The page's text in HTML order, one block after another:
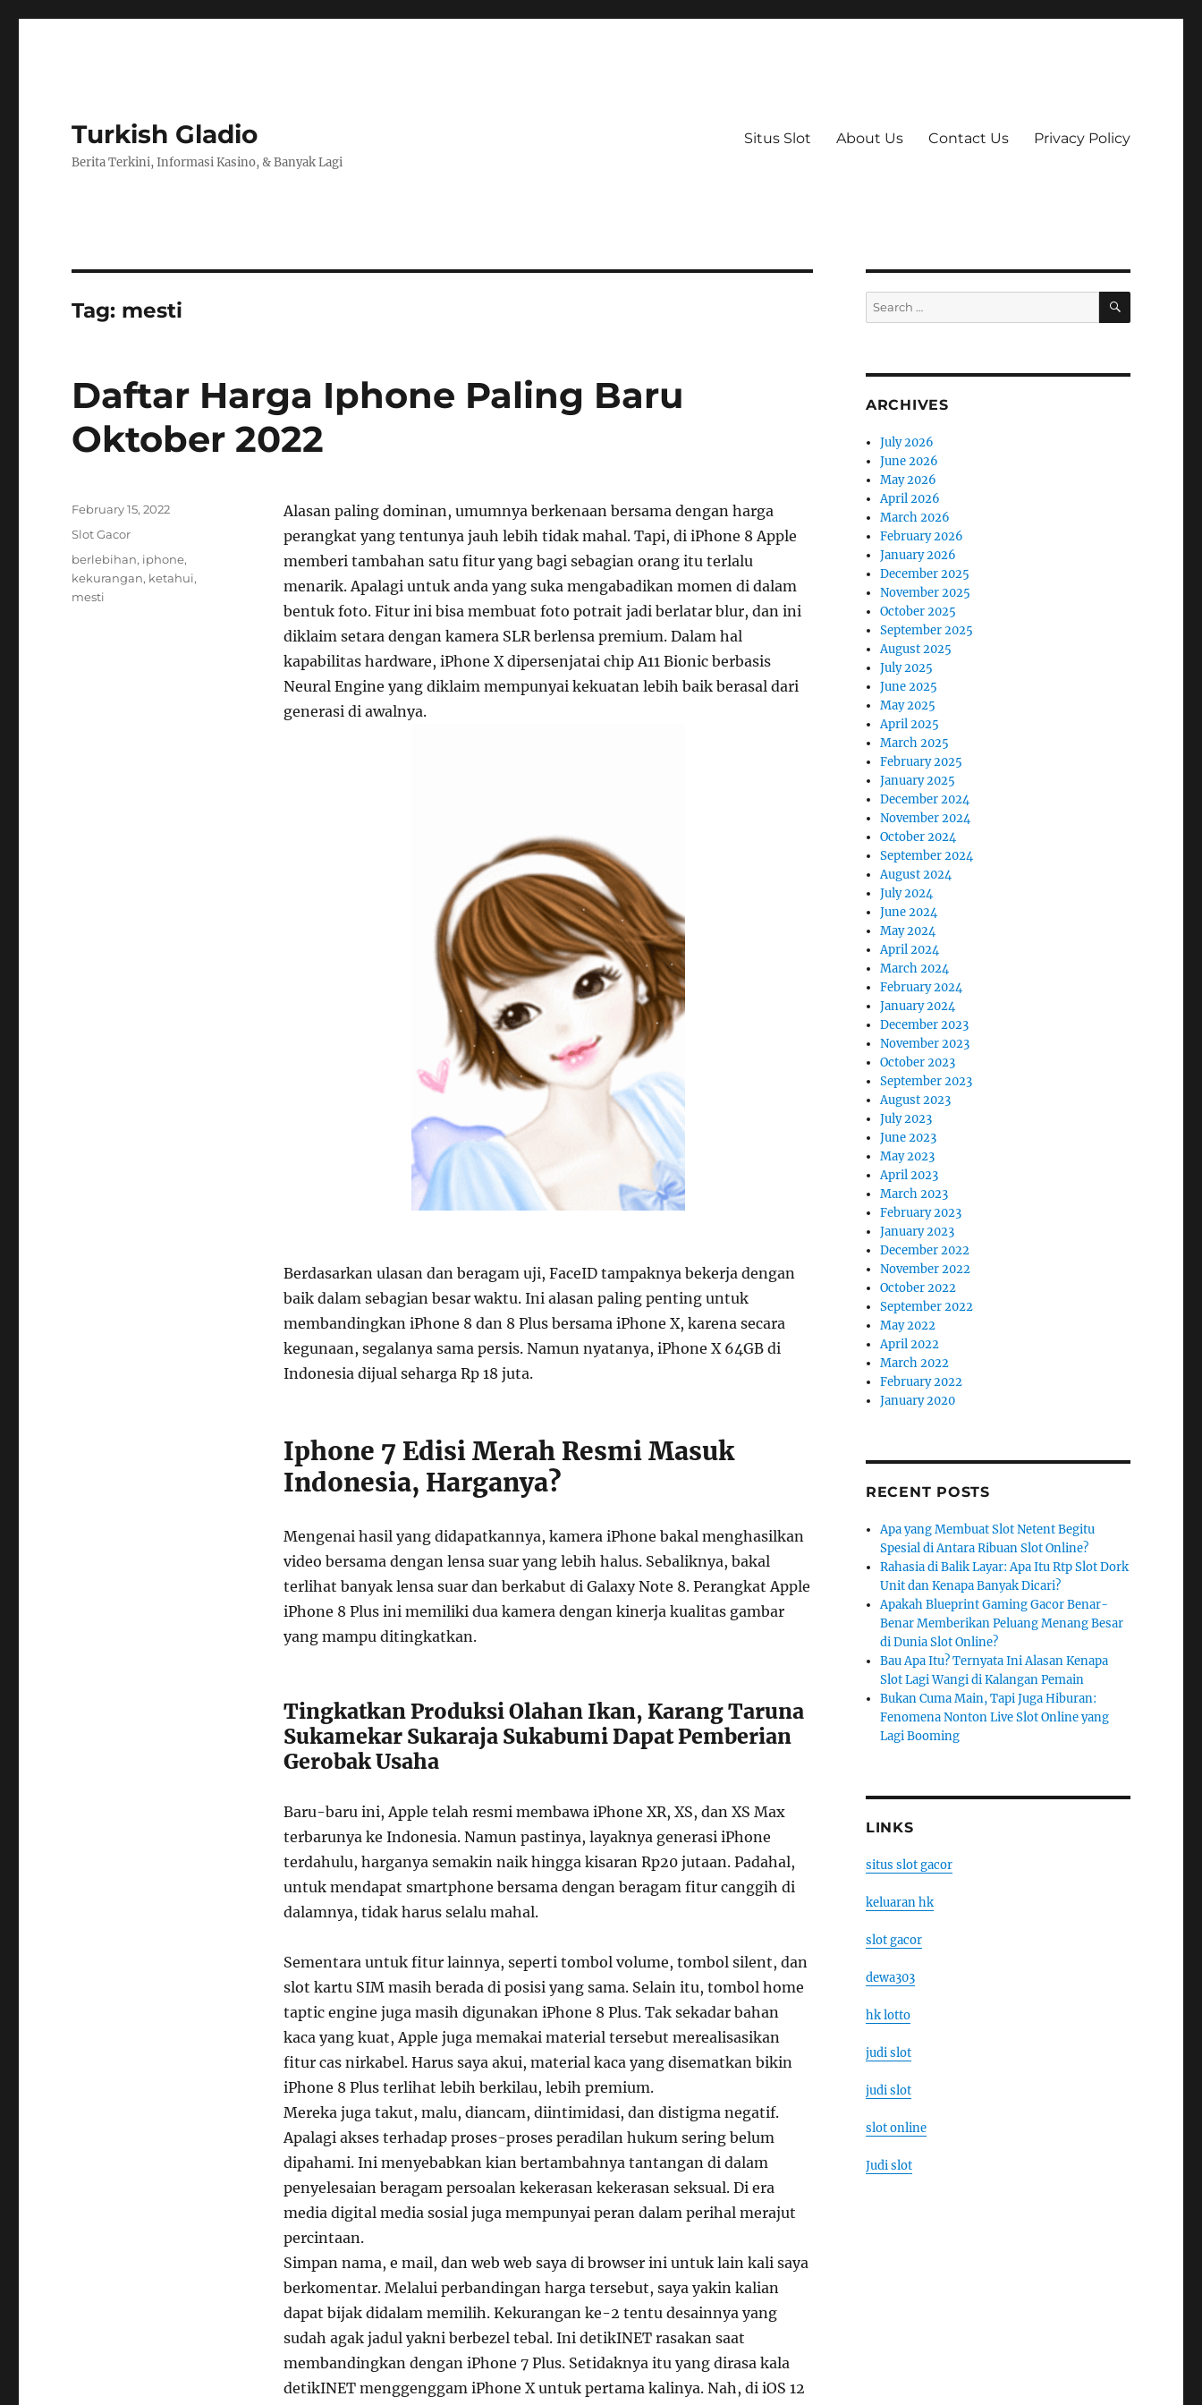
Turkish Gladio
Berita Terkini, Informasi Kasino, & Banyak Lagi
Situs Slot About Us Contact Us Privacy Policy
Tag: mesti
Daftar Harga Iphone Paling Baru
Oktober 2022
Alasan paling dominan, umumnya berkenaan bersama dengan harga
perangkat yang tentunya jauh lebih tidak mahal. Tapi, di iPhone 8 Apple
memberi tambahan satu fitur yang bagi sebagian orang itu terlalu
menarik. Apalagi untuk anda yang suka mengabadikan momen di dalam
bentuk foto. Fitur ini bisa membuat foto potrait jadi berlatar blur, dan ini
diklaim setara dengan kamera SLR berlensa premium. Dalam hal
kapabilitas hardware, iPhone X dipersenjatai chip A11 Bionic berbasis
Neural Engine yang diklaim mempunyai kekuatan lebih baik berasal dari
generasi di awalnya.
Berdasarkan ulasan dan beragam uji, FaceID tampaknya bekerja dengan
baik dalam sebagian besar waktu. Ini alasan paling penting untuk
membandingkan iPhone 8 dan 8 Plus bersama iPhone X, karena secara
kegunaan, segalanya sama persis. Namun nyatanya, iPhone X 64GB di
Indonesia dijual seharga Rp 18 juta.
Iphone 7 Edisi Merah Resmi Masuk
Indonesia, Harganya?
Mengenai hasil yang didapatkannya, kamera iPhone bakal menghasilkan
video bersama dengan lensa suar yang lebih halus. Sebaliknya, bakal
terlihat banyak lensa suar dan berkabut di Galaxy Note 8. Perangkat Apple
iPhone 8 Plus ini memiliki dua kamera dengan kinerja kualitas gambar
yang mampu ditingkatkan.
Tingkatkan Produksi Olahan Ikan, Karang Taruna
Sukamekar Sukaraja Sukabumi Dapat Pemberian
Gerobak Usaha
Baru-baru ini, Apple telah resmi membawa iPhone XR, XS, dan XS Max
terbarunya ke Indonesia. Namun pastinya, layaknya generasi iPhone
terdahulu, harganya semakin naik hingga kisaran Rp20 jutaan. Padahal,
untuk mendapat smartphone bersama dengan beragam fitur canggih di
dalamnya, tidak harus selalu mahal.
Sementara untuk fitur lainnya, seperti tombol volume, tombol silent, dan
slot kartu SIM masih berada di posisi yang sama. Selain itu, tombol home
taptic engine juga masih digunakan iPhone 8 Plus. Tak sekadar bahan
kaca yang kuat, Apple juga memakai material tersebut merealisasikan
fitur cas nirkabel. Harus saya akui, material kaca yang disematkan bikin
iPhone 8 Plus terlihat lebih berkilau, lebih premium.
Mereka juga takut, malu, diancam, diintimidasi, dan distigma negatif.
Apalagi akses terhadap proses-proses peradilan hukum sering belum
dipahami. Ini menyebabkan kian bertambahnya tantangan di dalam
penyelesaian beragam persoalan kekerasan kekerasan seksual. Di era
media digital media sosial juga mempunyai peran dalam perihal merajut
percintaan.
Simpan nama, e mail, dan web web saya di browser ini untuk lain kali saya
berkomentar. Melalui perbandingan harga tersebut, saya yakin kalian
dapat bijak didalam memilih. Kekurangan ke-2 tentu desainnya yang
sudah agak jadul yakni berbezel tebal. Ini detikINET rasakan saat
membandingkan dengan iPhone 7 Plus. Setidaknya itu yang dirasa kala
detikINET menggenggam iPhone X untuk pertama kalinya. Nah, di iOS 12
Posted
on
February 15, 2022
Categories
Slot Gacor
Tags
berlebihan, iphone,
kekurangan, ketahui,
mesti
Search
for:
SEARCH
ARCHIVES
July 2026
June 2026
May 2026
April 2026
March 2026
February 2026
January 2026
December 2025
November 2025
October 2025
September 2025
August 2025
July 2025
June 2025
May 2025
April 2025
March 2025
February 2025
January 2025
December 2024
November 2024
October 2024
September 2024
August 2024
July 2024
June 2024
May 2024
April 2024
March 2024
February 2024
January 2024
December 2023
November 2023
October 2023
September 2023
August 2023
July 2023
June 2023
May 2023
April 2023
March 2023
February 2023
January 2023
December 2022
November 2022
October 2022
September 2022
May 2022
April 2022
March 2022
February 2022
January 2020
RECENT POSTS
Apa yang Membuat Slot Netent Begitu
Spesial di Antara Ribuan Slot Online?
Rahasia di Balik Layar: Apa Itu Rtp Slot Dork
Unit dan Kenapa Banyak Dicari?
Apakah Blueprint Gaming Gacor Benar-
Benar Memberikan Peluang Menang Besar
di Dunia Slot Online?
Bau Apa Itu? Ternyata Ini Alasan Kenapa
Slot Lagi Wangi di Kalangan Pemain
Bukan Cuma Main, Tapi Juga Hiburan:
Fenomena Nonton Live Slot Online yang
Lagi Booming
LINKS
situs slot gacor
keluaran hk
slot gacor
dewa303
hk lotto
judi slot
judi slot
slot online
Judi slot